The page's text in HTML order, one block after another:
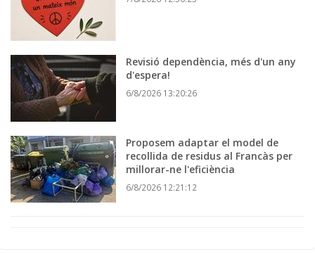
Revisió dependència, més d'un any
d'espera!
6/8/2026 13:20:26
Proposem adaptar el model de
recollida de residus al Francàs per
millorar-ne l'eficiència
6/8/2026 12:21:12